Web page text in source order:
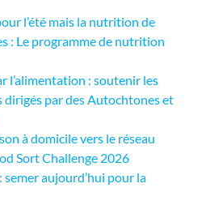
l’été mais la nutrition de
: Le programme de nutrition
l’alimentation : soutenir les
dirigés par des Autochtones et
à domicile vers le réseau
Sort Challenge 2026
semer aujourd’hui pour la